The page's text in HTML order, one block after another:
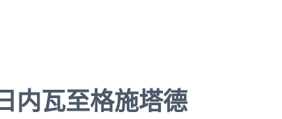
内瓦至格施塔德